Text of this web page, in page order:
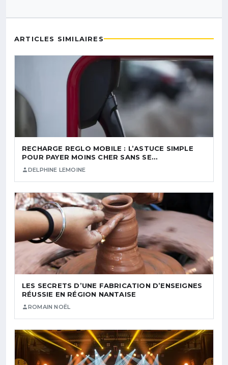
ARTICLES SIMILAIRES
RECHARGE REGLO MOBILE : L’ASTUCE SIMPLE
POUR PAYER MOINS CHER SANS SE…
DELPHINE LEMOINE
LES SECRETS D’UNE FABRICATION D’ENSEIGNES
RÉUSSIE EN RÉGION NANTAISE
ROMAIN NOËL